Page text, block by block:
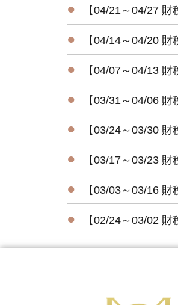
● 【04/21～04/27
● 【04/14～04/20
● 【04/07～04/13
● 【03/31～04/06
● 【03/24～03/30
● 【03/17～03/23
● 【03/03～03/16
● 【02/24～03/02